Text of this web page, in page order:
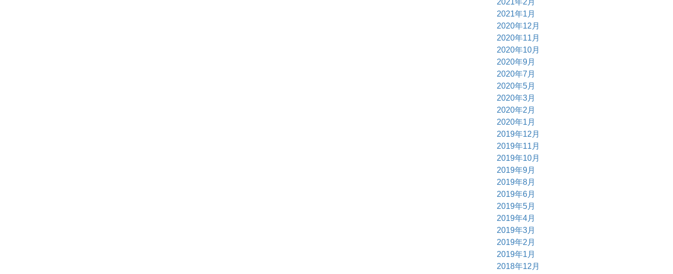
2021年2月
2021年1月
2020年12月
2020年11月
2020年10月
2020年9月
2020年7月
2020年5月
2020年3月
2020年2月
2020年1月
2019年12月
2019年11月
2019年10月
2019年9月
2019年8月
2019年6月
2019年5月
2019年4月
2019年3月
2019年2月
2019年1月
2018年12月